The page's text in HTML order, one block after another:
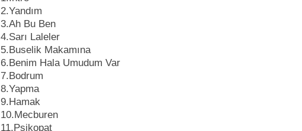
2.Yandım
3.Ah Bu Ben
4.Sarı Laleler
5.Buselik Makamına
6.Benim Hala Umudum Var
7.Bodrum
8.Yapma
9.Hamak
10.Mecburen
11.Psikopat